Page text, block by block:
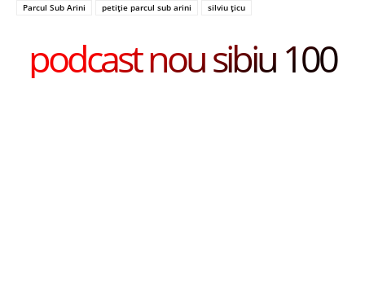
Parcul Sub Arini
petiție parcul sub arini silviu țicu
podcast nou sibiu 100